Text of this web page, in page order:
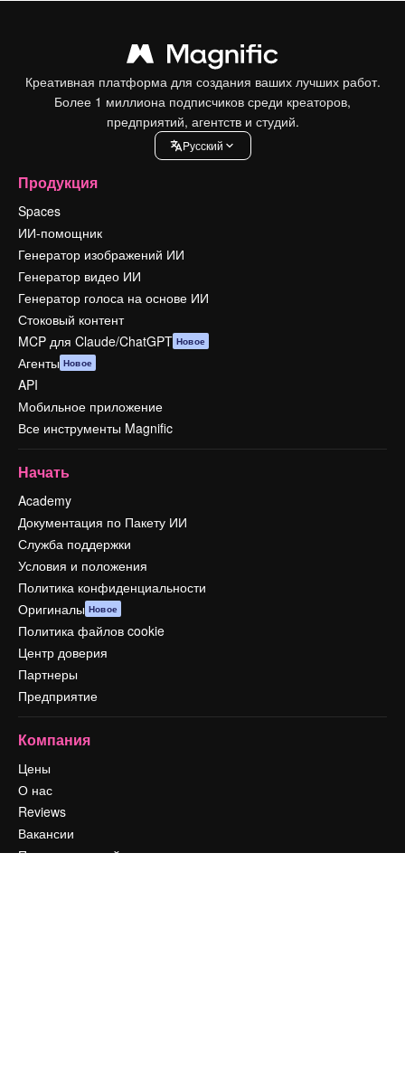
Креативная платформа для создания ваших лучших работ.
Более 1 миллиона подписчиков среди креаторов,
предприятий, агентств и студий.
Pусский
Продукция
Spaces
ИИ-помощник
Генератор изображений ИИ
Генератор видео ИИ
Генератор голоса на основе ИИ
Стоковый контент
MCP для Claude/ChatGPT Новое
Агенты Новое
API
Мобильное приложение
Все инструменты Magnific
Начать
Academy
Документация по Пакету ИИ
Служба поддержки
Условия и положения
Политика конфиденциальности
Оригиналы Новое
Политика файлов cookie
Центр доверия
Партнеры
Предприятие
Компания
Цены
О нас
Reviews
Вакансии
Поиск тенденций